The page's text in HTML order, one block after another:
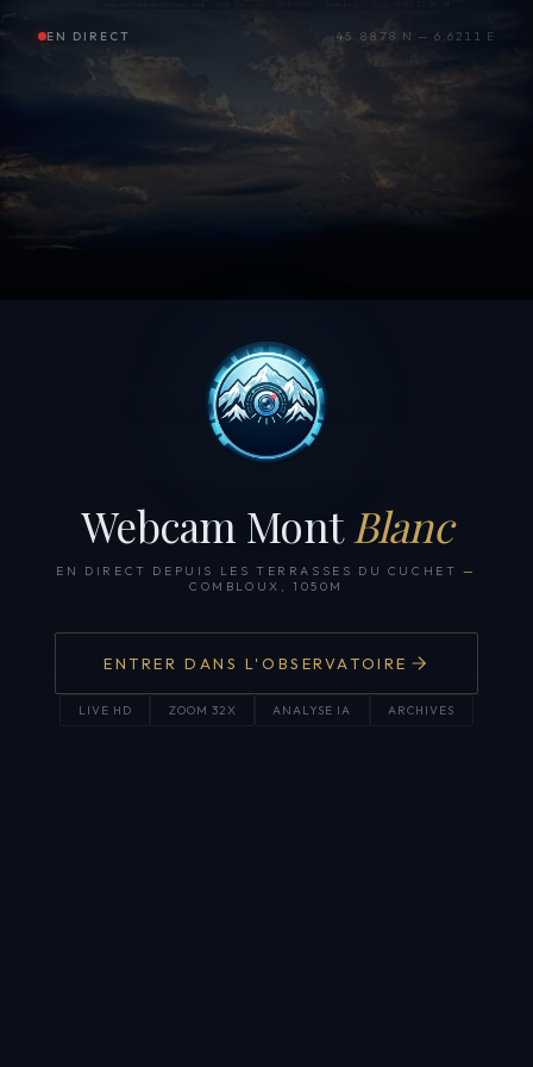
EN DIRECT 45.8878 N — 6.6211 E
Webcam Mont Blanc
EN DIRECT DEPUIS LES TERRASSES DU CUCHET —
COMBLOUX, 1050M
ENTRER DANS L'OBSERVATOIRE
LIVE HD ZOOM 32X ANALYSE IA ARCHIVES